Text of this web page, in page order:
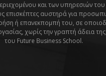
και των υπηρεσιών
επισκέπτες αυστηρά για
ή επανεκπομπή του, σε
χωρίς την γραπτή άδεια
του Future Business School.